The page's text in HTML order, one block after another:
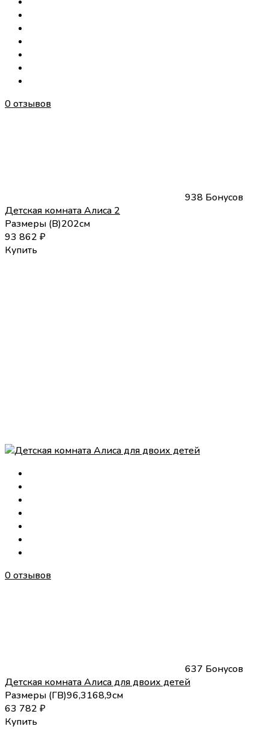
0 отзывов
938 Бонусов
Детская комната Алиса 2
Размеры (В)202см
93 862 ₽
Купить
0 отзывов
637 Бонусов
Детская комната Алиса для двоих детей
Размеры (ГВ)96,3168,9см
63 782 ₽
Купить